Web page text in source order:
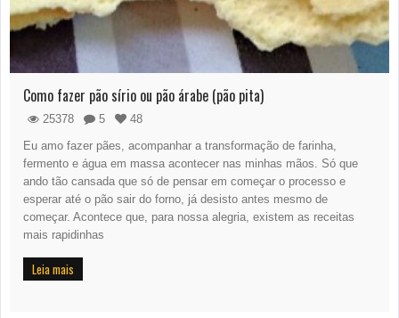
Como fazer pão sírio ou pão árabe (pão pita)
25378 5
48
Eu amo fazer pães, acompanhar a transformação de farinha,
fermento e água em massa acontecer nas minhas mãos. Só que
ando tão cansada que só de pensar em começar o processo e
esperar até o pão sair do forno, já desisto antes mesmo de
começar. Acontece que, para nossa alegria, existem as receitas
mais rapidinhas
Leia mais